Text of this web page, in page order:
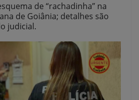
de “rachadinha” na
de Goiânia; detalhes são
judicial.